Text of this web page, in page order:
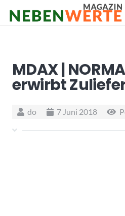
MDAX |
erwirbt
do 7 Juni 2018